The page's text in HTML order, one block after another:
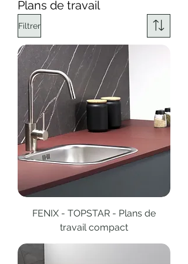
Filtrer
FENIX - TOPSTAR - Plans de
travail compact
Plans de travail